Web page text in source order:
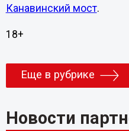
Канавинский мост.
18+
Еще в рубрике
Новости